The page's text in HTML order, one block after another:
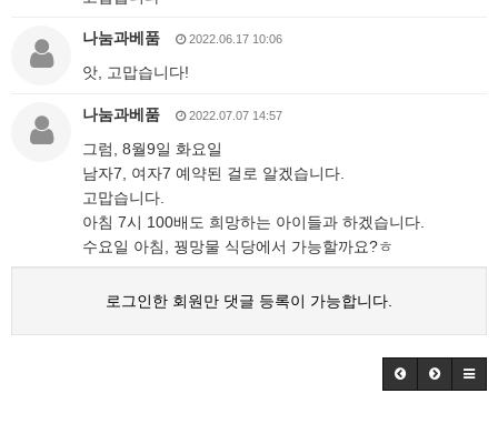
나눔과베품 2022.06.17 10:06
앗, 고맙습니다!
나눔과베품 2022.07.07 14:57
그럼, 8월9일 화요일
남자7, 여자7 예약된 걸로 알겠습니다.
고맙습니다.
아침 7시 100배도 희망하는 아이들과 하겠습니다.
수요일 아침, 꿩망물 식당에서 가능할까요?ㅎ
로그인한 회원만 댓글 등록이 가능합니다.